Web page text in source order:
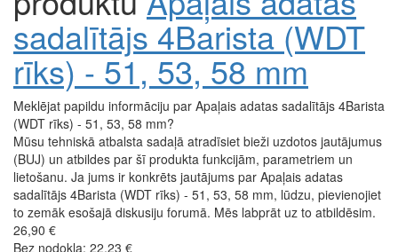
sadalītājs 4Barista (WDT
rīks) - 51, 53, 58 mm
Meklējat papildu informāciju par Apaļais adatas sadalītājs 4Barista
(WDT rīks) - 51, 53, 58 mm?
Mūsu tehniskā atbalsta sadaļā atradīsiet bieži uzdotos jautājumus
(BUJ) un atbildes par šī produkta funkcijām, parametriem un
lietošanu. Ja jums ir konkrēts jautājums par Apaļais adatas
sadalītājs 4Barista (WDT rīks) - 51, 53, 58 mm, lūdzu, pievienojiet
to zemāk esošajā diskusiju forumā. Mēs labprāt uz to atbildēsim.
26,90 €
Bez nodokļa: 22,23 €